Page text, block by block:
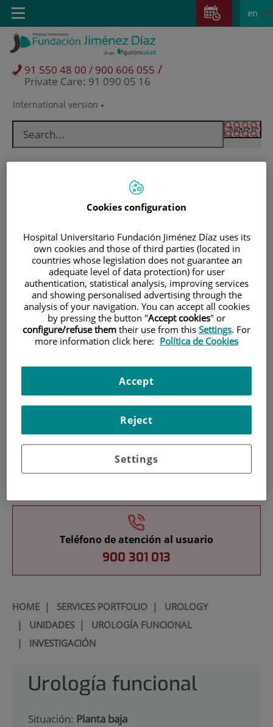
Jump to content
Jump
content
Language
selector
Active
en
International version
91 550 48 00 / 900 606 055 /
Private Care: 91 090 05 16
Toggle
navigation
Patients and visitors
Research
Teaching
Teléfono de atención al usuario
900 301 013
HOME| SERVICES PORTFOLIO| UROLOGY
| UNIDADES| UROLOGÍA FUNCIONAL
| INVESTIGACIÓN
Urología funcional
Situación: Planta baja
Cookies configuration
Hospital Universitario Fundación Jiménez Díaz uses its
own cookies and those of third parties (located in
countries whose legislation does not guarantee an
adequate level of data protection) for user
authentication, statistical analysis, improving services
and showing personalised advertising through the
analysis of your navigation. You can accept all cookies
by pressing the button "Accept cookies" or
configure/refuse them their use from this Settings. For
more information click here: Política de Cookies
Settings
Reject
Accept